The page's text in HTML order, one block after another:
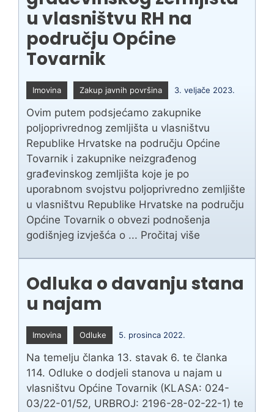
u vlasništvu RH na
području Općine
Tovarnik
Imovina Zakup javnih površina 3. veljače 2023.
Ovim putem podsjećamo zakupnike
poljoprivrednog zemljišta u vlasništvu
Republike Hrvatske na području Općine
Tovarnik i zakupnike neizgrađenog
građevinskog zemljišta koje je po
uporabnom svojstvu poljoprivredno zemljište
u vlasništvu Republike Hrvatske na području
Općine Tovarnik o obvezi podnošenja
godišnjeg izvješća o ... Pročitaj više
Odluka o davanju stana
u najam
Imovina Odluke 5. prosinca 2022.
Na temelju članka 13. stavak 6. te članka
114. Odluke o dodjeli stanova u najam u
vlasništvu Općine Tovarnik (KLASA: 024-
03/22-01/52, URBROJ: 2196-28-02-22-1) te